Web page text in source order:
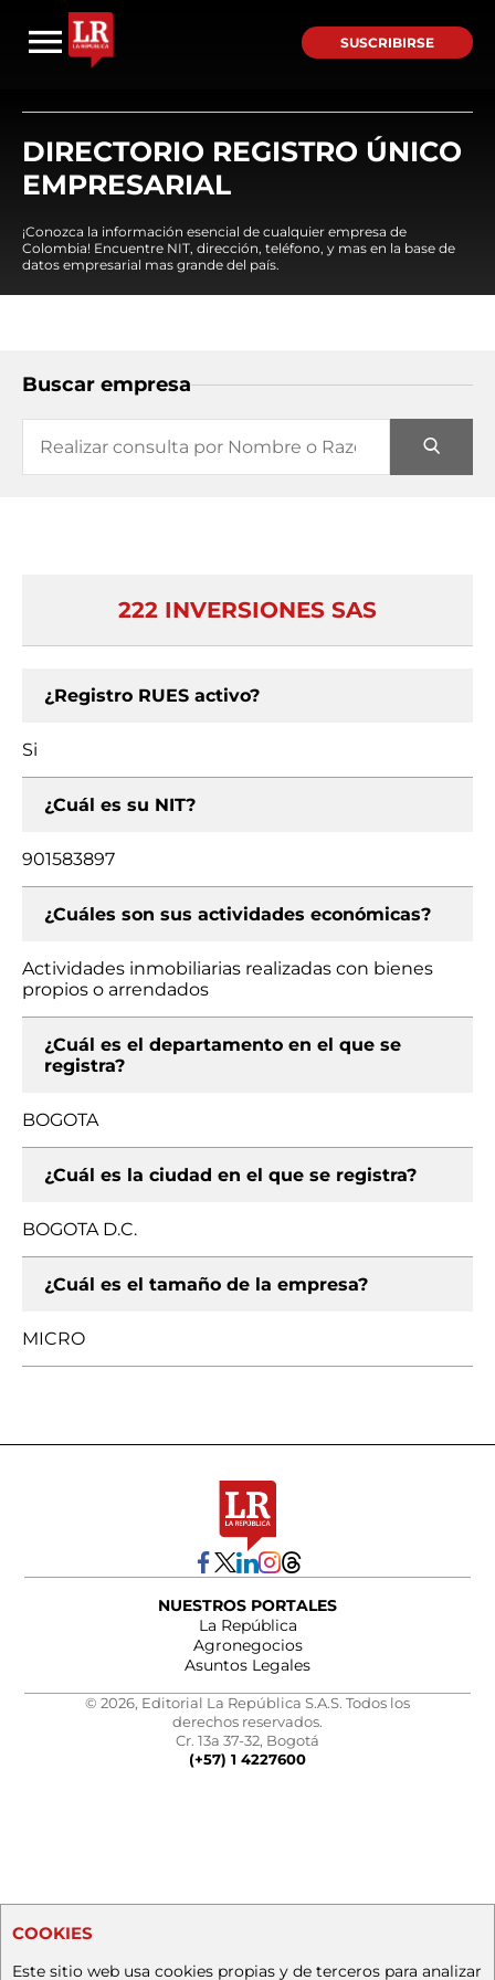
SUSCRIBIRSE
DIRECTORIO REGISTRO ÚNICO
EMPRESARIAL
¡Conozca la información esencial de cualquier empresa de
Colombia! Encuentre NIT, dirección, teléfono, y mas en la base de
datos empresarial mas grande del país.
Buscar empresa
222 INVERSIONES SAS
¿Registro RUES activo?
Si
¿Cuál es su NIT?
901583897
¿Cuáles son sus actividades económicas?
Actividades inmobiliarias realizadas con bienes
propios o arrendados
¿Cuál es el departamento en el que se
registra?
BOGOTA
¿Cuál es la ciudad en el que se registra?
BOGOTA D.C.
¿Cuál es el tamaño de la empresa?
MICRO
NUESTROS PORTALES
La República
Agronegocios
Asuntos Legales
© 2026, Editorial La República S.A.S. Todos los
derechos reservados.
Cr. 13a 37-32, Bogotá
(+57) 1 4227600
COOKIES
Este sitio web usa cookies propias y de terceros para analizar